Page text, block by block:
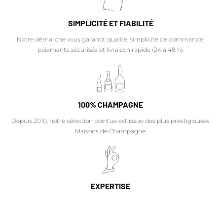
SIMPLICITÉ ET FIABILITÉ
Notre démarche vous garantit qualité, simplicité de commande,
paiements sécurisés et livraison rapide (24 à 48 h).
100% CHAMPAGNE
Depuis 2010, notre sélection pointue est issue des plus prestigieuses
Maisons de Champagne.
EXPERTISE